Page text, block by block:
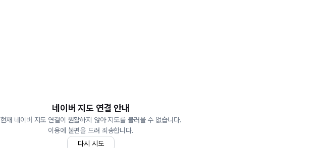
네이버 지도 연결 안내
현재 네이버 지도 연결이 원활하지 않아 지도를 불러올 수 없습니다.
이용에 불편을 드려 죄송합니다.
다시 시도